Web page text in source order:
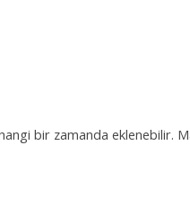
bir zamanda eklenebilir.